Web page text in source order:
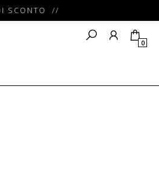
SCONTO //
0